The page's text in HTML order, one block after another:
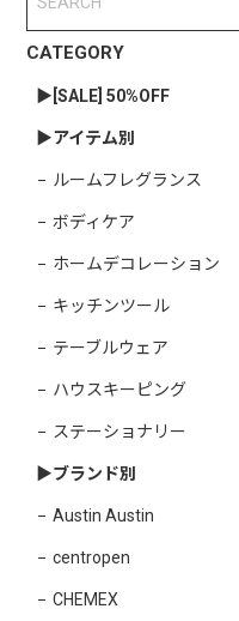
CATEGORY
▶︎[SALE] 50%OFF
▶︎アイテム別
ルームフレグランス
ボディケア
ホームデコレーション
キッチンツール
テーブルウェア
ハウスキーピング
ステーショナリー
▶︎ブランド別
Austin Austin
centropen
CHEMEX